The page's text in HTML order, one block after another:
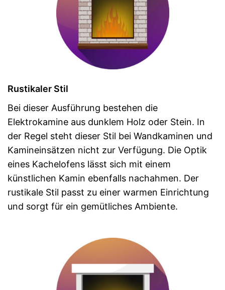
Rustikaler Stil
Bei dieser Ausführung bestehen die
Elektrokamine aus dunklem Holz oder Stein. In
der Regel steht dieser Stil bei Wandkaminen und
Kamineinsätzen nicht zur Verfügung. Die Optik
eines Kachelofens lässt sich mit einem
künstlichen Kamin ebenfalls nachahmen. Der
rustikale Stil passt zu einer warmen Einrichtung
und sorgt für ein gemütliches Ambiente.